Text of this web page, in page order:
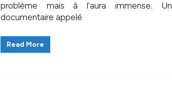
problème mais à l’aura immense. Un
documentaire appelé
Read More